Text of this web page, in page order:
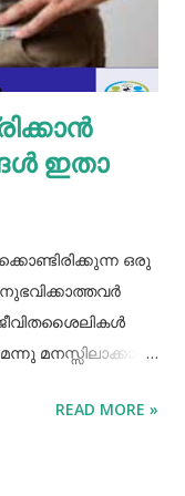
ഇനി
അതിൽ തയാ...
ഇതാ
ഒരു
മനസ്സിലാക്കാം.
വിശപ്പും
READ MORE »